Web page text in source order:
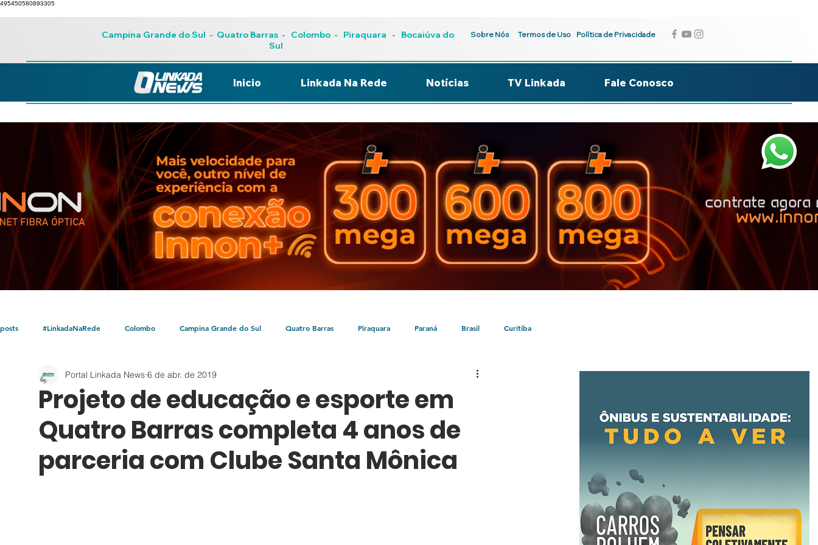
495450580893305
Campina Grande do Sul - Quatro Barras- Colombo- Piraquara - Bocaiúva do
Sul
Sobre Nós Termos de Uso Política de Privacidade
Inicio Linkada Na Rede Notícias TV Linkada Fale Conosco
#LinkadaNaRede Colombo Campina Grande do Sul Quatro Barras Piraquara Paraná Brasil Curitiba
Policial Bocaiúva do Sul Litoral
Projeto de educação e esporte em
Quatro Barras completa 4 anos de
parceria com Clube Santa Mônica
Portal Linkada News 6 de abr. de 2019